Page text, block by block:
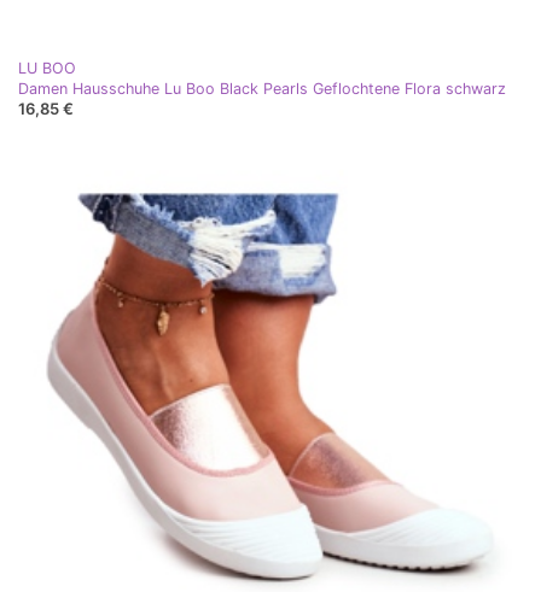
LU BOO
Damen Hausschuhe Lu Boo Black Pearls Geflochtene Flora schwarz
16,85 €